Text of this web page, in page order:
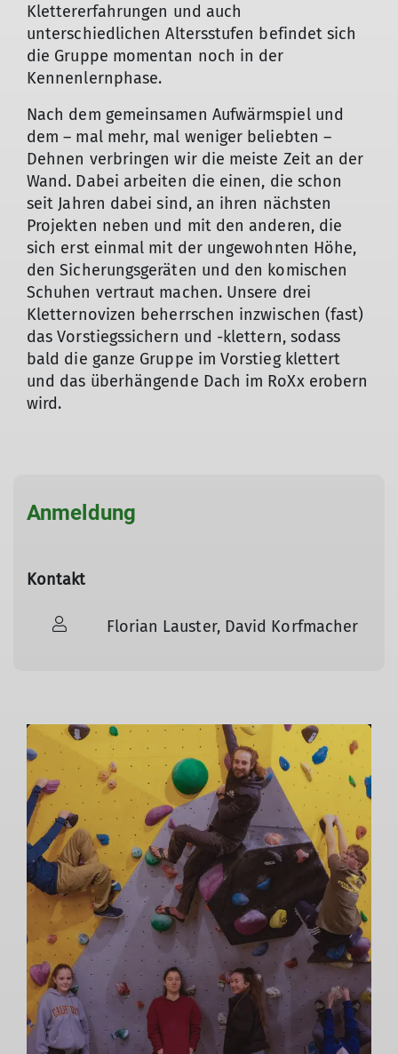
Klettererfahrungen und auch
unterschiedlichen Altersstufen befindet sich
die Gruppe momentan noch in der
Kennenlernphase.
Nach dem gemeinsamen Aufwärmspiel und
dem – mal mehr, mal weniger beliebten –
Dehnen verbringen wir die meiste Zeit an der
Wand. Dabei arbeiten die einen, die schon
seit Jahren dabei sind, an ihren nächsten
Projekten neben und mit den anderen, die
sich erst einmal mit der ungewohnten Höhe,
den Sicherungsgeräten und den komischen
Schuhen vertraut machen. Unsere drei
Kletternovizen beherrschen inzwischen (fast)
das Vorstiegssichern und -klettern, sodass
bald die ganze Gruppe im Vorstieg klettert
und das überhängende Dach im RoXx erobern
wird.
Anmeldung
Kontakt
Florian Lauster, David Korfmacher